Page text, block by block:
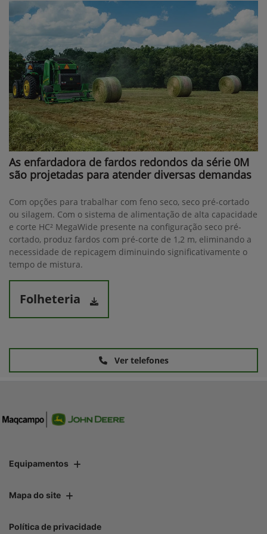
As enfardadora de fardos redondos da série 0M
são projetadas para atender diversas demandas
Com opções para trabalhar com feno seco, seco pré-cortado
ou silagem. Com o sistema de alimentação de alta capacidade
e corte HC² MegaWide presente na configuração seco pré-
cortado, produz fardos com pré-corte de 1,2 m, eliminando a
necessidade de repicagem diminuindo significativamente o
tempo de mistura.
Folheteria
Ver telefones
Equipamentos
Mapa do site
Política de privacidade